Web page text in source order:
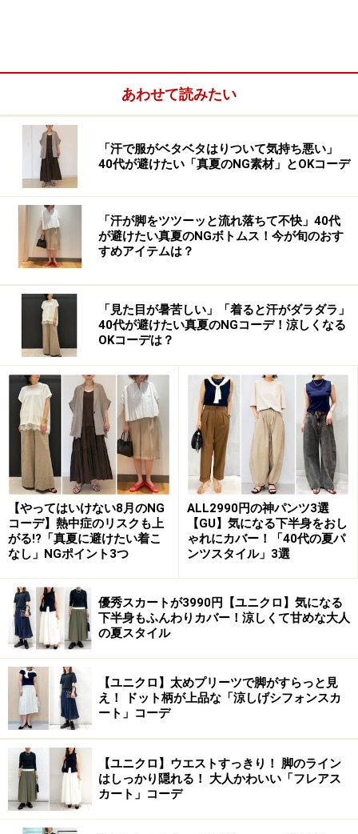
ユニクロの「ウルトラライトダウンウェーブキルトジャ
ケット」は、男女兼用のユニセックスアイテムですが、
薄く、軽くて暖かいので女性にもぴったり。ダウンジャ
ケットは重量やボリュームがあると着ていて疲れてしま
うこともありますが、こちらはとても着心地がいいの
で、ぜひ女性にも取り入れてほしいアウターです。
プデートされていること。開閉しやすく、カーディガン
のようにさらっと羽織れるので、デイリーに取り入れや
すいんです。
メンズアイテムで、女性でも程よくゆったり着られます 出
典：StyleHint
写真ではMサイズを着用していますが、程よいゆとりが
あり、女性でも自然に着られるサイズ感。パンツにもス
カートにも合わせやすい丈感に仕上がっています。今年
らしいウェーブキルトで、今っぽさも楽しめるアウター
2. あったかフリース素材をきれいめシルエ
ットで
ユニクロ フリース Vネックコート 2990円（税込）
ふわふわでリラックスできるフリース素材をきれいめな
シルエットに落とし込んだあったかアイテムが、ユニク
ロの「フリース Vネックコート」です。
あわせて読みたい
「汗で服がベタベタはりついて気持ち悪い」
40代が避けたい「真夏のNG素材」とOKコーデ
「汗が脚をツツーッと流れ落ちて不快」40代
が避けたい真夏のNGボトムス！今が旬のおす
すめアイテムは？
「見た目が暑苦しい」「着ると汗がダラダラ」
40代が避けたい真夏のNGコーデ！涼しくなる
OKコーデは？
【やってはいけない8月のNG
コーデ】熱中症のリスクも上
がる!?「真夏に避けたい着こ
なし」NGポイント3つ
ALL2990円の神パンツ3選
【GU】気になる下半身をおし
ゃれにカバー！「40代の夏パ
ンツスタイル」3選
優秀スカートが3990円【ユニクロ】気になる
下半身もふんわりカバー！涼しくて甘めな大人
の夏スタイル
【ユニクロ】太めプリーツで脚がすらっと見
え！ ドット柄が上品な「涼しげシフォンスカ
ート」コーデ
【ユニクロ】ウエストすっきり！ 脚のライン
はしっかり隠れる！ 大人かわいい「フレアス
カート」コーデ